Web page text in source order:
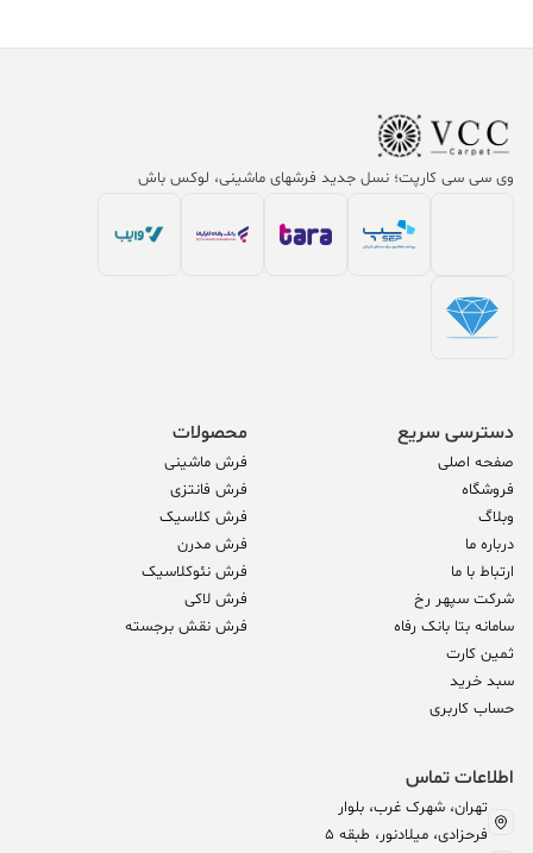
وی سی سی کارپت؛ نسل جدید فرشهای ماشینی، لوکس باش
دسترسی سریع
صفحه اصلی
فروشگاه
وبلاگ
درباره ما
ارتباط با ما
شرکت سپهر رخ
سامانه بتا بانک رفاه
ثمین کارت
سبد خرید
حساب کاربری
محصولات
فرش ماشینی
فرش فانتزی
فرش کلاسیک
فرش مدرن
فرش نئوکلاسیک
فرش لاکی
فرش نقش برجسته
اطلاعات تماس
تهران، شهرک غرب، بلوار
فرحزادی، میلادنور، طبقه 5